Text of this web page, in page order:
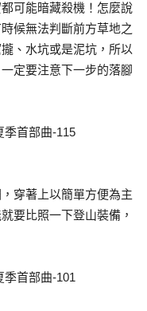
可能暗藏殺機！怎麼說
候無法判斷前方草地之
、水坑或是泥坑，所以
定要注意下一步的落腳
穿著上以簡單方便為主
要比照一下登山裝備，